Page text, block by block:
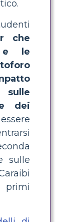
che
e le
dei
sulle
primi